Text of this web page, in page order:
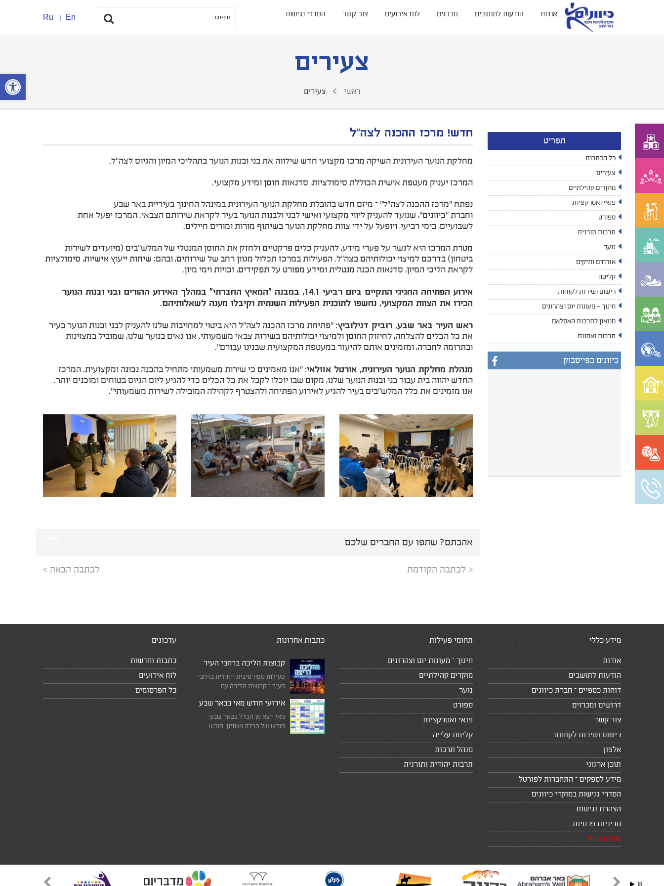
פתח סרגל
אודות הודעות לתושבים מכרזים לוח אירועים צור קשר הסדרי נגישות En
Ru
צעירים
ראשי צעירים
תפריט
כל הכתבות
צעירים
מוקדים קהילתיים
פנאי ואטרקציות
ספורט
תרבות תורנית
נוער
אזרחים ותיקים
קליטה
רישום ושירות לקוחות
חינוך - מעונות יום וצהרונים
מוזאון לתרבות האסלאם
תרבות ואמנות
כיוונים בפייסבוק
חדש! מרכז ההכנה לצה"ל
מחלקת הנוער העירונית השיקה מרכז מקצועי חדש שילווה את בני ובנות הנוער בתהליכי המיון והגיוס לצה"ל.
המרכז יעניק מעטפת אישית הכוללת סימולציות, סדנאות חוסן ומידע מקצועי.
​נפתח "מרכז ההכנה לצה"ל" – מיזם חדש בהובלת מחלקת הנוער העירונית במינהל החינוך בעיריית באר שבע
וחברת "כיוונים", שנועד להעניק ליווי מקצועי ואישי לבני ולבנות הנוער בעיר לקראת שירותם הצבאי. המרכז יפעל אחת
לשבועיים, בימי רביעי, ויופעל על ידי צוות מחלקת הנוער בשיתוף מורות ומורים חיילים.
​מטרת המרכז היא לגשר על פערי מידע, להעניק כלים פרקטיים ולחזק את החוסן המנטלי של המלש"בים (מיועדים לשירות
ביטחון) בדרכם למיצוי יכולותיהם בצה"ל. הפעילות במרכז תכלול מגוון רחב של שירותים, ובהם: שיחות ייעוץ אישיות, סימולציות
לקראת הליכי המיון, סדנאות הכנה מנטלית ומידע מפורט על תפקידים, זכויות וימי מיון.
​אירוע הפתיחה החגיגי התקיים ביום רביעי 14.1, במבנה "המאיץ החברתי" במהלך האירוע ההורים ובני ובנות הנוער
הכירו את הצוות המקצועי, נחשפו לתוכנית הפעילות השנתית וקיבלו מענה לשאלותיהם.
​ראש העיר באר שבע, רוביק דנילוביץ: "פתיחת מרכז ההכנה לצה"ל היא ביטוי למחויבות שלנו להעניק לבני ובנות הנוער בעיר
את כל הכלים להצלחה, לחיזוק החוסן ולמיצוי יכולותיהם בשירות צבאי משמעותי. אנו גאים בנוער שלנו, שמוביל במצוינות
ובתרומה לחברה, ומזמינים אותם להיעזר במעטפת המקצועית שבנינו עבורם".
​מנהלת מחלקת הנוער העירונית, אורטל אזולאי: "אנו מאמינים כי שירות משמעותי מתחיל בהכנה נכונה ומקצועית. המרכז
החדש יהווה בית עבור בני ובנות הנוער שלנו, מקום שבו יוכלו לקבל את כל הכלים כדי להגיע ליום הגיוס בטוחים ומוכנים יותר.
אנו מזמינים את כלל המלש"בים בעיר להגיע לאירוע הפתיחה ולהצטרף לקהילה המובילה לשירות משמעותי".
אהבתם? שתפו עם החברים שלכם
< לכתבה הקודמת לכתבה הבאה >
מידע כללי
אודות
הודעות לתושבים
דוחות כספיים – חברת כיוונים
דרושים ומכרזים
צור קשר
רישום ושירות לקוחות
אלפון
תוכן ארגוני
מידע לספקים – התחברות לפורטל
הסדרי נגישות במוקדי כיוונים
הצהרת נגישות
מדיניות פרטיות
נוהל ביטול
תחומי פעילות
חינוך – מעונות יום וצהרונים
מוקדים קהילתיים
נוער
ספורט
פנאי ואטרקציות
קליטת עלייה
מנהל תרבות
תרבות יהודית ותורנית
כתבות אחרונות
קבוצות הליכה ברחבי העיר
פעילות ספורטיבית ייחודית ברחבי
העיר – קבוצות הליכה עם
אירועי חודש מאי בבאר שבע
מאי יוצא מן הכלל בבאר שבע:
חודש של הכלה ושוויון. חודש
עדכונים
כתבות וחדשות
לוח אירועים
כל הפרסומים